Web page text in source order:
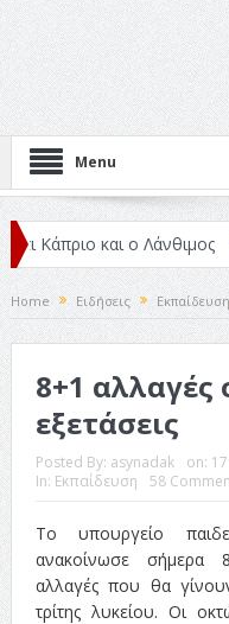
Menu
ο Λάνθιμος
Home Ειδήσεις Εκπαίδευση
8+1 αλλαγές
εξετάσεις
Posted By: asynadak on:
In: Εκπαίδευση 58
Το υπουργείο
ανακοίνωσε σήμερα
αλλαγές που θα γίνουν
τρίτης λυκείου. Οι